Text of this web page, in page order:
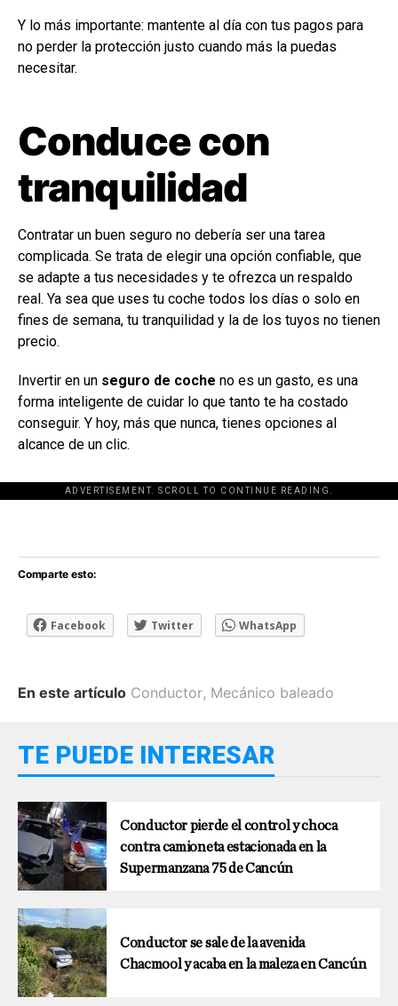
Y lo más importante: mantente al día con tus pagos para
no perder la protección justo cuando más la puedas
necesitar.
Conduce con
tranquilidad
Contratar un buen seguro no debería ser una tarea
complicada. Se trata de elegir una opción confiable, que
se adapte a tus necesidades y te ofrezca un respaldo
real. Ya sea que uses tu coche todos los días o solo en
fines de semana, tu tranquilidad y la de los tuyos no tienen
precio.
Invertir en un seguro de coche no es un gasto, es una
forma inteligente de cuidar lo que tanto te ha costado
conseguir. Y hoy, más que nunca, tienes opciones al
alcance de un clic.
ADVERTISEMENT. SCROLL TO CONTINUE READING.
[adsforwp id="243463"]
Comparte esto:
Facebook Twitter WhatsApp
En este artículo Conductor, Mecánico baleado
TE PUEDE INTERESAR
Conductor pierde el control y choca
contra camioneta estacionada en la
Supermanzana 75 de Cancún
Conductor se sale de la avenida
Chacmool y acaba en la maleza en Cancún